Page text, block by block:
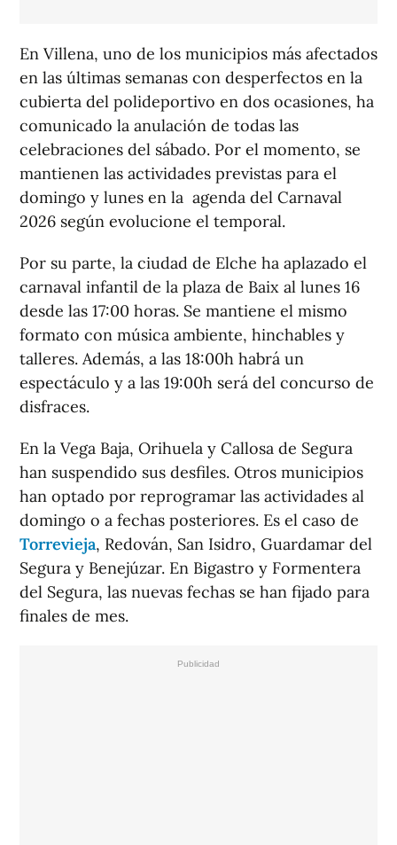
En Villena, uno de los municipios más afectados
en las últimas semanas con desperfectos en la
cubierta del polideportivo en dos ocasiones, ha
comunicado la anulación de todas las
celebraciones del sábado. Por el momento, se
mantienen las actividades previstas para el
domingo y lunes en la agenda del Carnaval
2026 según evolucione el temporal.
Por su parte, la ciudad de Elche ha aplazado el
carnaval infantil de la plaza de Baix al lunes 16
desde las 17:00 horas. Se mantiene el mismo
formato con música ambiente, hinchables y
talleres. Además, a las 18:00h habrá un
espectáculo y a las 19:00h será del concurso de
disfraces.
En la Vega Baja, Orihuela y Callosa de Segura
han suspendido sus desfiles. Otros municipios
han optado por reprogramar las actividades al
domingo o a fechas posteriores. Es el caso de
Torrevieja, Redován, San Isidro, Guardamar del
Segura y Benejúzar. En Bigastro y Formentera
del Segura, las nuevas fechas se han fijado para
finales de mes.